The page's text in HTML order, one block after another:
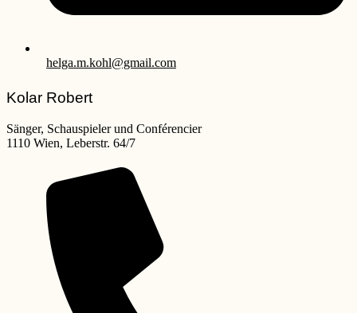
helga.m.kohl@gmail.com
Kolar Robert
Sänger, Schauspieler und Conférencier
1110 Wien, Leberstr. 64/7